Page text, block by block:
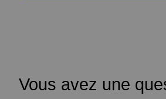
Vous avez une